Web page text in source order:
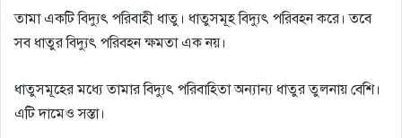
তামা একটি বিদ্যুৎ পরিবাহী ধাতু। ধাতুসমূহ বিদ্যুৎ পরিবহন করে। তবে
সব ধাতুর বিদ্যুৎ পরিবহন ক্ষমতা এক নয়।
ধাতুসমূহের মধ্যে তামার বিদ্যুৎ পরিবাহিতা অন্যান্য ধাতুর তুলনায় বেশি।
এটি দামেও সস্তা।